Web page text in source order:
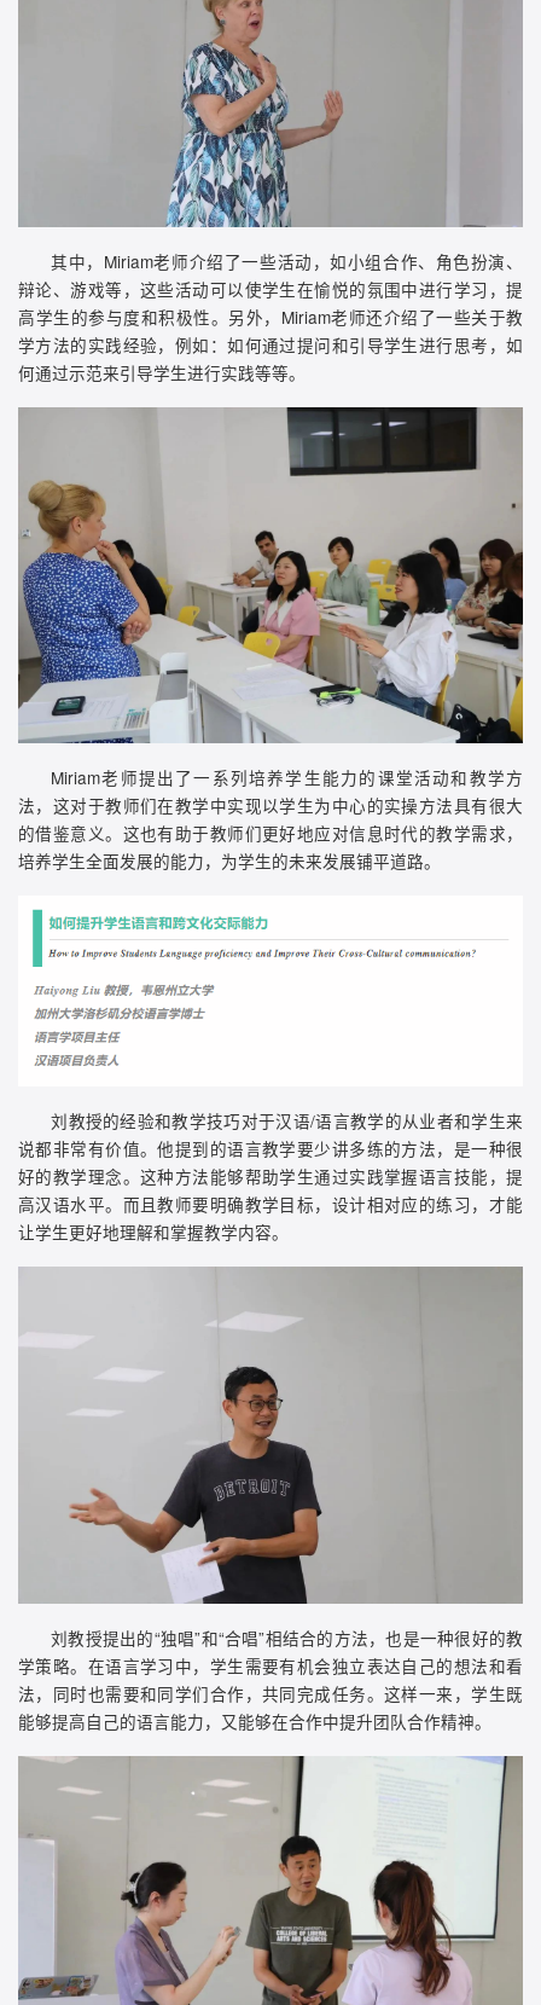
其中，Miriam老师介绍了一些活动，如小组合作、角色扮演、
辩论、游戏等，这些活动可以使学生在愉悦的氛围中进行学习，提
高学生的参与度和积极性。另外，Miriam老师还介绍了一些关于教
学方法的实践经验，例如：如何通过提问和引导学生进行思考，如
何通过示范来引导学生进行实践等等。
Miriam老师提出了一系列培养学生能力的课堂活动和教学方
法，这对于教师们在教学中实现以学生为中心的实操方法具有很大
的借鉴意义。这也有助于教师们更好地应对信息时代的教学需求，
培养学生全面发展的能力，为学生的未来发展铺平道路。
刘教授的经验和教学技巧对于汉语/语言教学的从业者和学生来
说都非常有价值。他提到的语言教学要少讲多练的方法，是一种很
好的教学理念。这种方法能够帮助学生通过实践掌握语言技能，提
高汉语水平。而且教师要明确教学目标，设计相对应的练习，才能
让学生更好地理解和掌握教学内容。
刘教授提出的“独唱”和“合唱”相结合的方法，也是一种很好的教
学策略。在语言学习中，学生需要有机会独立表达自己的想法和看
法，同时也需要和同学们合作，共同完成任务。这样一来，学生既
能够提高自己的语言能力，又能够在合作中提升团队合作精神。